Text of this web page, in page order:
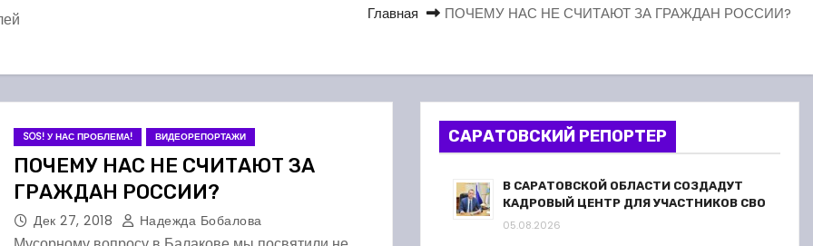
Главная ПОЧЕМУ НАС НЕ СЧИТАЮТ ЗА ГРАЖДАН РОССИИ?
SOS! У НАС ПРОБЛЕМА! ВИДЕОРЕПОРТАЖИ
ПОЧЕМУ НАС НЕ СЧИТАЮТ ЗА
ГРАЖДАН РОССИИ?
Дек 27, 2018 Надежда Бобалова
САРАТОВСКИЙ РЕПОРТЕР
В САРАТОВСКОЙ ОБЛАСТИ СОЗДАДУТ
КАДРОВЫЙ ЦЕНТР ДЛЯ УЧАСТНИКОВ СВО
05.08.2026